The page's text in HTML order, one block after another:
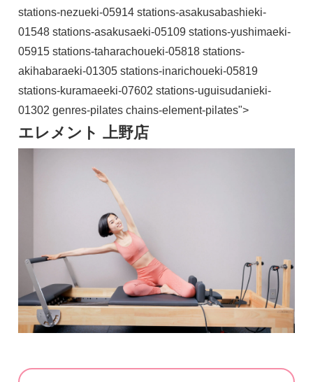
stations-nezueki-05914 stations-asakusabashieki-
01548 stations-asakusaeki-05109 stations-yushimaeki-
05915 stations-taharachoueki-05818 stations-
akihabaraeki-01305 stations-inarichoueki-05819
stations-kuramaeeki-07602 stations-uguisudanieki-
01302 genres-pilates chains-element-pilates">
エレメント 上野店